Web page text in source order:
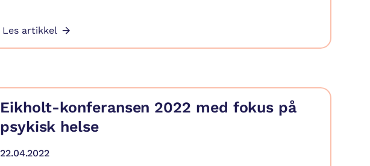
Les artikkel
Eikholt-konferansen 2022 med fokus på
psykisk helse
22.04.2022